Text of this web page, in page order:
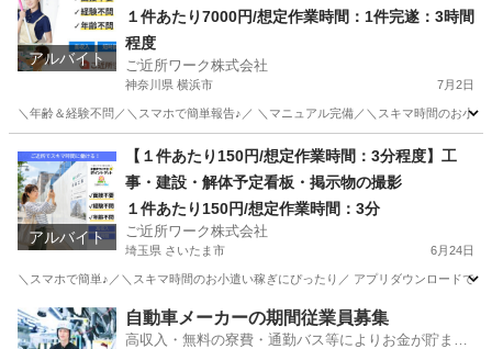
アルバイト
１件あたり7000円/想定作業時間：1件完遂：3時間
程度
ご近所ワーク株式会社
神奈川県 横浜市 7月2日
＼年齢＆経験不問／＼スマホで簡単報告♪／ ＼マニュアル完備／＼スキマ時間のお小
その他
アルバイト
【１件あたり150円/想定作業時間：3分程度】工
事・建設・解体予定看板・掲示物の撮影
１件あたり150円/想定作業時間：3分
ご近所ワーク株式会社
埼玉県 さいたま市 6月24日
＼スマホで簡単♪／＼スキマ時間のお小遣い稼ぎにぴったり／ アプリダウンロードで
埼玉 さいたま市 その他 1件
自動車メーカーの期間従業員募集
高収入・無料の寮費・通勤バス等によりお金が貯まり